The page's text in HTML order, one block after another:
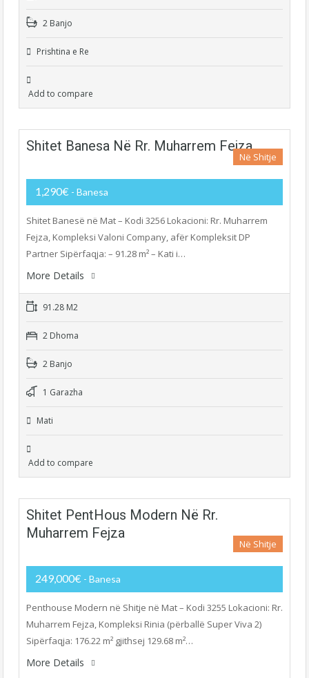
2 Banjo
Prishtina e Re
Add to compare
Shitet Banesa Në Rr. Muharrem Fejza
Në Shitje
1,290€ - Banesa
Shitet Banesë në Mat – Kodi 3256 Lokacioni: Rr. Muharrem
Fejza, Kompleksi Valoni Company, afër Kompleksit DP
Partner Sipërfaqja: – 91.28 m² – Kati i…
More Details
91.28 M2
2 Dhoma
2 Banjo
1 Garazha
Mati
Add to compare
Shitet PentHous Modern Në Rr.
Muharrem Fejza
Në Shitje
249,000€ - Banesa
Penthouse Modern në Shitje në Mat – Kodi 3255 Lokacioni: Rr.
Muharrem Fejza, Kompleksi Rinia (përballë Super Viva 2)
Sipërfaqja: 176.22 m² gjithsej 129.68 m²…
More Details